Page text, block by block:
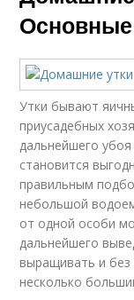
Утки бывают
приусадебных
дальнейшего
становится
правильным
небольшой
от одной особи
дальнейшего
выращивать и без
несколько